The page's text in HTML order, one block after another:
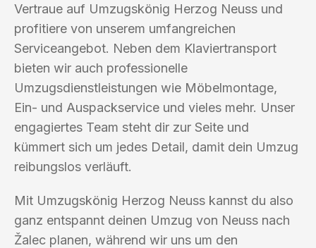
Vertraue auf Umzugskönig Herzog Neuss und
profitiere von unserem umfangreichen
Serviceangebot. Neben dem Klaviertransport
bieten wir auch professionelle
Umzugsdienstleistungen wie Möbelmontage,
Ein- und Auspackservice und vieles mehr. Unser
engagiertes Team steht dir zur Seite und
kümmert sich um jedes Detail, damit dein Umzug
reibungslos verläuft.
Mit Umzugskönig Herzog Neuss kannst du also
ganz entspannt deinen Umzug von Neuss nach
Žalec planen, während wir uns um den